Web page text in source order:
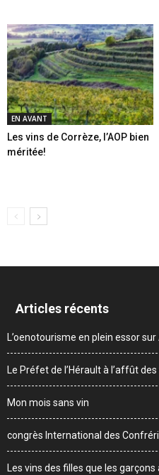
EN AVANT
Les vins de Corrèze, l’AOP bien
méritée!
Articles récents
L’oenotourisme en plein essor sur
Le Préfet de l’Hérault à l’affût
Mon mois sans vin
congrès International des
Les vins des filles que les